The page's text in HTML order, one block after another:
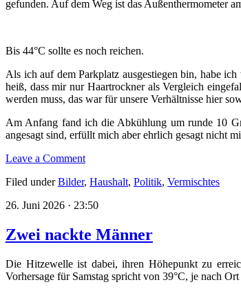
gefunden. Auf dem Weg ist das Außenthermometer
Bis 44°C sollte es noch reichen.
Als ich auf dem Parkplatz ausgestiegen bin, habe
heiß, dass mir nur Haartrockner als Vergleich
werden muss, das war für unsere Verhältnisse hier
Am Anfang fand ich die Abkühlung um runde 10
angesagt sind, erfüllt mich aber ehrlich gesagt nicht
Leave a Comment
Filed underBilder, Haushalt, Politik, Vermischtes
26. Juni 2026 · 23:50
Zwei nackte Männer
Die Hitzewelle ist dabei, ihren Höhepunkt zu
Vorhersage für Samstag spricht von 39°C, je nach